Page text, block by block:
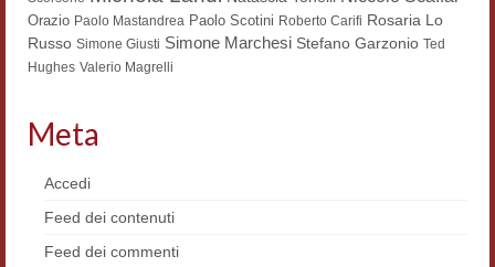
Atti di convegno
Semicerchio
Numeri
Orazio Paolo Mastandrea Paolo Scotini Roberto Carifi Rosaria Lo
Russo Simone Giusti Simone Marchesi Stefano Garzonio Ted
Hughes Valerio Magrelli
Meta
Accedi
Feed dei contenuti
Feed dei commenti